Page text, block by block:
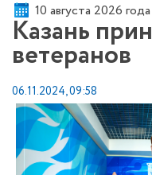
10 августа 2026
Казань
ветеранов
06.11.2024, 09:58